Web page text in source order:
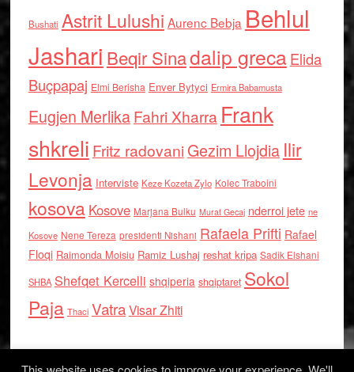
Bushati Astrit Lulushi Aurenc Bebja Behlul
Jashari Beqir Sinadalip grecaElida
Buçpapaj Elmi Berisha Enver Bytyci Ermira Babamusta
Eugjen MerlikaFahri Xharra Frank
shkreli Fritz radovaniGezim Llojdia Ilir
Levonja Interviste Keze Kozeta Zylo Kolec Traboini
kosova Kosove Marjana Bulku Murat Gecaj nderroi jete ne
Kosove Nene Tereza presidenti Nishani Rafaela Prifti Rafael
Floqi Raimonda Moisiu Ramiz Lushaj reshat kripa Sadik Elshani
SHBA Shefqet Kercelli shqiperia shqiptaret Sokol
Paja Thaci VatraVisar Zhiti